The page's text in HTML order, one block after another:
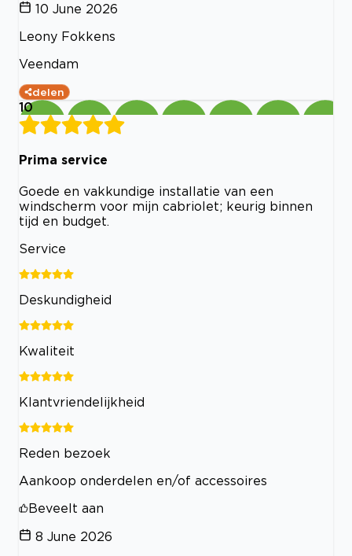
10 June 2026
Leony Fokkens
Veendam
delen
10
Prima service
Goede en vakkundige installatie van een
windscherm voor mijn cabriolet; keurig binnen
tijd en budget.
Service
Deskundigheid
Kwaliteit
Klantvriendelijkheid
Reden bezoek
Aankoop onderdelen en/of accessoires
Beveelt aan
8 June 2026